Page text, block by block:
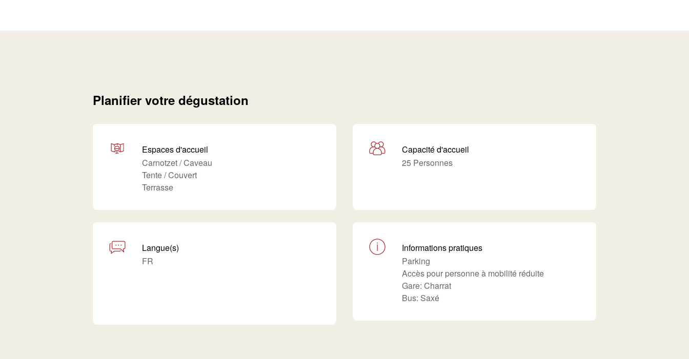
Planifier votre dégustation
Espaces d'accueil
Carnotzet / Caveau
Tente / Couvert
Terrasse
Capacité d'accueil
25 Personnes
Langue(s)
FR
Informations pratiques
Parking
Accès pour personne à mobilité réduite
Gare: Charrat
Bus: Saxé